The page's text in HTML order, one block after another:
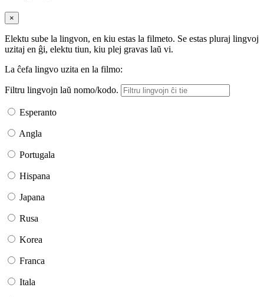
×
Elektu sube la lingvon, en kiu estas la filmeto. Se estas pluraj lingvoj
uzitaj en ĝi, elektu tiun, kiu plej gravas laŭ vi.
La ĉefa lingvo uzita en la filmo:
Filtru lingvojn laŭ nomo/kodo.
Esperanto
Angla
Portugala
Hispana
Japana
Rusa
Korea
Franca
Itala